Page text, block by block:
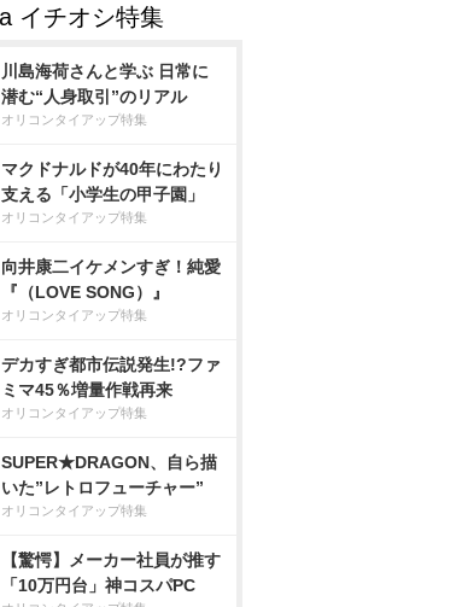
川島海荷さんと学ぶ 日常に
潜む“人身取引”のリアル
オリコンタイアップ特集
マクドナルドが40年にわたり
支える「小学生の甲子園」
オリコンタイアップ特集
向井康二イケメンすぎ！純愛
『（LOVE SONG）』
オリコンタイアップ特集
デカすぎ都市伝説発生!?ファ
ミマ45％増量作戦再来
オリコンタイアップ特集
SUPER★DRAGON、自ら描
いた”レトロフューチャー”
オリコンタイアップ特集
【驚愕】メーカー社員が推す
「10万円台」神コスパPC